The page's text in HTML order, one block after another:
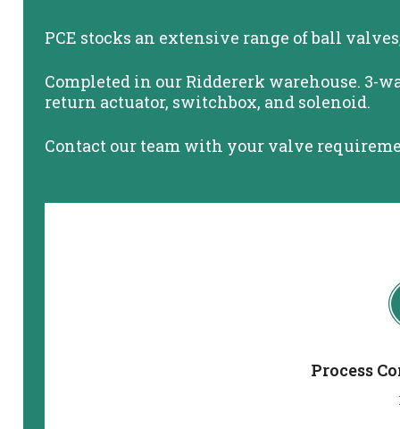
PCE stocks an extensive range of ball
Completed in our Riddererk warehouse. 3-
return actuator, switchbox, and solenoid.
Contact our team with your valve
Process